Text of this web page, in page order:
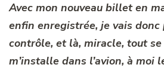
Avec mon nouveau billet en
enfin enregistrée, je vais donc
contrôle, et là, miracle, tout se
m’installe dans l’avion, à moi